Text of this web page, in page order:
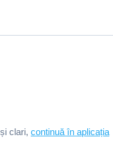
clari, continuă în aplicația